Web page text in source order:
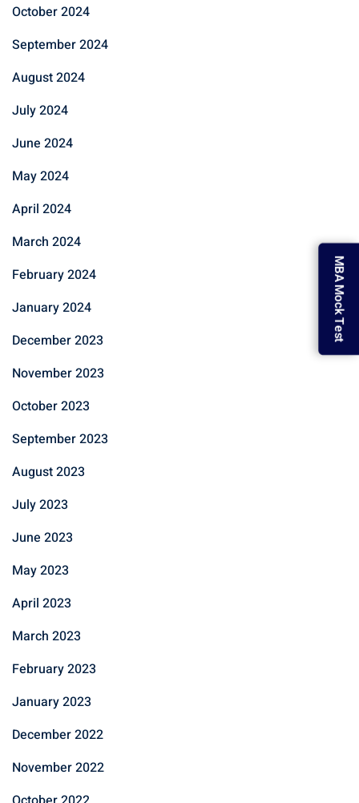
MBA Mock Test
October 2024
September 2024
August 2024
July 2024
June 2024
May 2024
April 2024
March 2024
February 2024
January 2024
December 2023
November 2023
October 2023
September 2023
August 2023
July 2023
June 2023
May 2023
April 2023
March 2023
February 2023
January 2023
December 2022
November 2022